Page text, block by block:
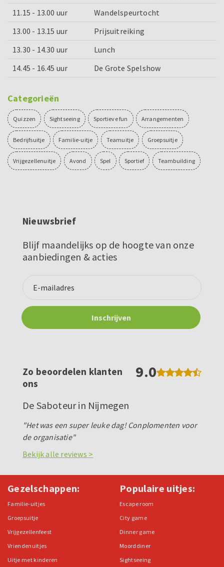
11.15 - 13.00 uur
Wandelspeurtocht
13.00 - 13.15 uur
Prijsuitreiking
13.30 - 14.30 uur
Lunch
14.45 - 16.45 uur
De Grote Spelshow
Categorieën
Quizzen Sightseeing Sportieve fun Arrangementen
Bedrijfsuitje Familie-uitje Teamuitje Groepsuitje
Vrijgezellenuitje Avond Spel Sportief Teambuilding
Nieuwsbrief
Blijf maandelijks op de hoogte van onze
aanbiedingen & acties
Zo beoordelen klanten
ons
9.0
De Saboteur in Nijmegen
"Het was een super leuke dag! Conplomenten voor
de organisatie"
Bekijk alle reviews >
Gezelschappen:
Familie-uitjes
Groepsuitje
Vrijgezellenfeest
Vriendenuitjes
Uitje met kinderen
Populaire uitjes:
Escape room
City game
Dinner game
Moorddiner
Sightseeing